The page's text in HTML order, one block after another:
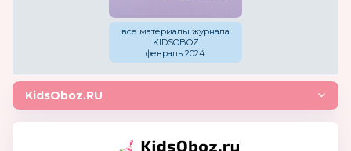
все материалы журнала
KIDSOBOZ
февраль 2024
KidsOboz.RU